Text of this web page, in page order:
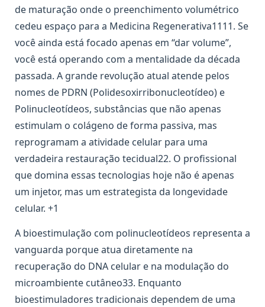
de maturação onde o preenchimento volumétrico
cedeu espaço para a Medicina Regenerativa1111. Se
você ainda está focado apenas em “dar volume”,
você está operando com a mentalidade da década
passada. A grande revolução atual atende pelos
nomes de PDRN (Polidesoxirribonucleotídeo) e
Polinucleotídeos, substâncias que não apenas
estimulam o colágeno de forma passiva, mas
reprogramam a atividade celular para uma
verdadeira restauração tecidual22. O profissional
que domina essas tecnologias hoje não é apenas
um injetor, mas um estrategista da longevidade
celular. +1
A bioestimulação com polinucleotídeos representa a
vanguarda porque atua diretamente na
recuperação do DNA celular e na modulação do
microambiente cutâneo33. Enquanto
bioestimuladores tradicionais dependem de uma